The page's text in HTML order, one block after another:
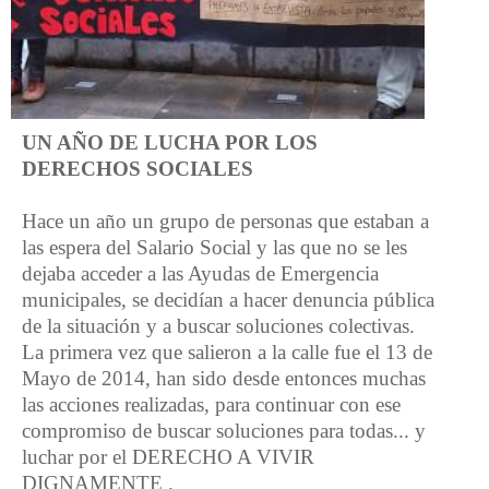
UN AÑO DE LUCHA POR LOS
DERECHOS SOCIALES
Hace un año un grupo de personas que estaban a
las espera del Salario Social y las que no se les
dejaba acceder a las Ayudas de Emergencia
municipales, se decidían a hacer denuncia pública
de la situación y a buscar soluciones colectivas.
La primera vez que salieron a la calle fue el 13 de
Mayo de 2014, han sido desde entonces muchas
las acciones realizadas, para continuar con ese
compromiso de buscar soluciones para todas... y
luchar por el DERECHO A VIVIR
DIGNAMENTE .